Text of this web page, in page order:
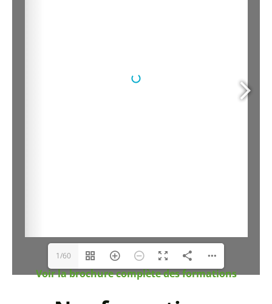
1/60
Voir la brochure complète des formations